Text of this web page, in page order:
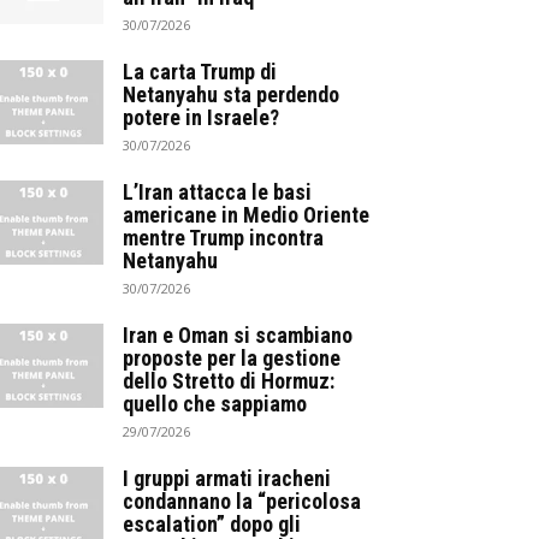
30/07/2026
La carta Trump di
Netanyahu sta perdendo
potere in Israele?
30/07/2026
L’Iran attacca le basi
americane in Medio Oriente
mentre Trump incontra
Netanyahu
30/07/2026
Iran e Oman si scambiano
proposte per la gestione
dello Stretto di Hormuz:
quello che sappiamo
29/07/2026
I gruppi armati iracheni
condannano la “pericolosa
escalation” dopo gli